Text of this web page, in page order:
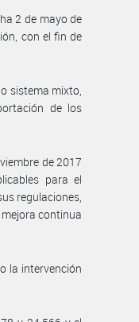
2 de mayo de
con el fin de
sistema mixto,
de los
de 2017
para el
regulaciones,
continua
la intervención